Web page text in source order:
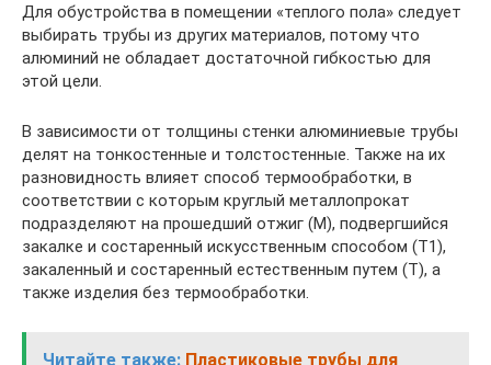
Для обустройства в помещении «теплого пола» следует
выбирать трубы из других материалов, потому что
алюминий не обладает достаточной гибкостью для
этой цели.
В зависимости от толщины стенки алюминиевые трубы
делят на тонкостенные и толстостенные. Также на их
разновидность влияет способ термообработки, в
соответствии с которым круглый металлопрокат
подразделяют на прошедший отжиг (М), подвергшийся
закалке и состаренный искусственным способом (Т1),
закаленный и состаренный естественным путем (Т), а
также изделия без термообработки.
Читайте также: Пластиковые трубы для